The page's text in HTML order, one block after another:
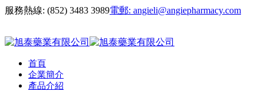
服務熱線: (852) 3483 3989電郵: angieli@angiepharmacy.com
首頁
企業簡介
產品介紹